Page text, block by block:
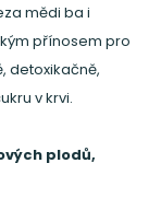
mědi ba i
přínosem pro
detoxikačně,
v krvi.
plodů,